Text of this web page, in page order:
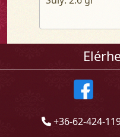
+36-62-424-